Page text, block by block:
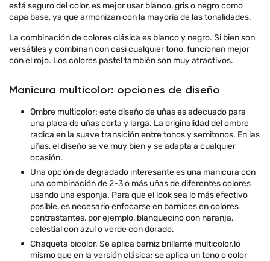
está seguro del color, es mejor usar blanco, gris o negro como
capa base, ya que armonizan con la mayoría de las tonalidades.
La combinación de colores clásica es blanco y negro. Si bien son
versátiles y combinan con casi cualquier tono, funcionan mejor
con el rojo. Los colores pastel también son muy atractivos.
Manicura multicolor: opciones de diseño
Ombre multicolor: este diseño de uñas es adecuado para
una placa de uñas corta y larga. La originalidad del ombre
radica en la suave transición entre tonos y semitonos. En las
uñas, el diseño se ve muy bien y se adapta a cualquier
ocasión.
Una opción de degradado interesante es una manicura con
una combinación de 2-3 o más uñas de diferentes colores
usando una esponja. Para que el look sea lo más efectivo
posible, es necesario enfocarse en barnices en colores
contrastantes, por ejemplo, blanquecino con naranja,
celestial con azul o verde con dorado.
Chaqueta bicolor. Se aplica barniz brillante multicolor.lo
mismo que en la versión clásica: se aplica un tono o color